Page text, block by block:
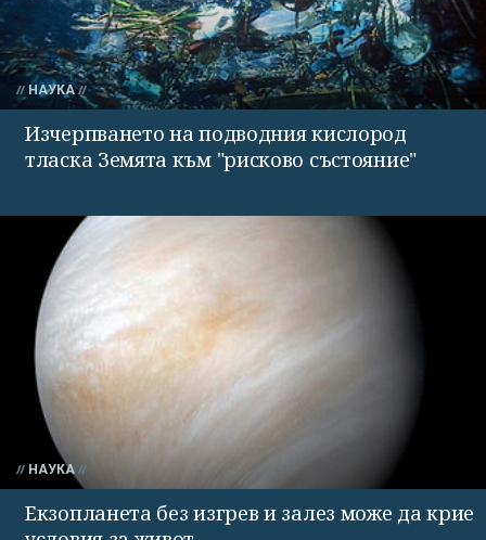
НАУКА
Изчерпването на подводния кислород
тласка Земята към "рисково състояние"
НАУКА
Екзопланета без изгрев и залез може да крие